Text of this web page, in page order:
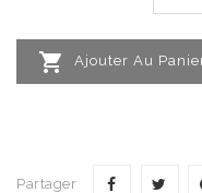
 Ajouter Au
Partager